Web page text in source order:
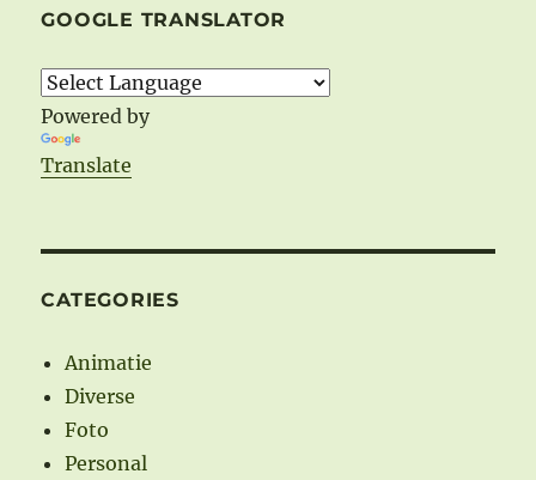
GOOGLE TRANSLATOR
Powered by
Translate
CATEGORIES
Animatie
Diverse
Foto
Personal